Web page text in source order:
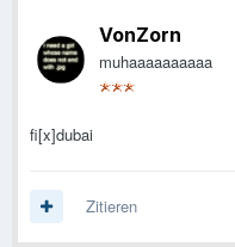
VonZorn
muhaaaaaaaaaa
fi[x]dubai
Zitieren